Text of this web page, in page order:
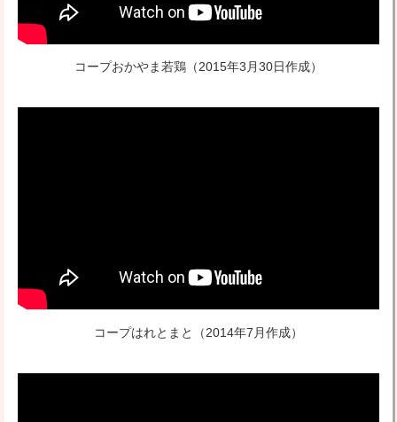
コープおかやま若鶏 （2015年3月30日作成）
コープはれとまと （2014年7月作成）